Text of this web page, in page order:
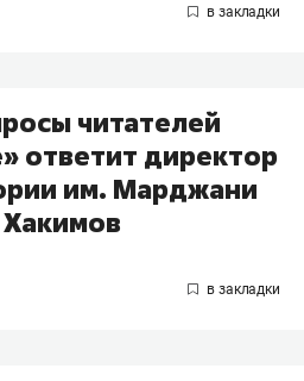
читателей
ответит директор
им. Марджани